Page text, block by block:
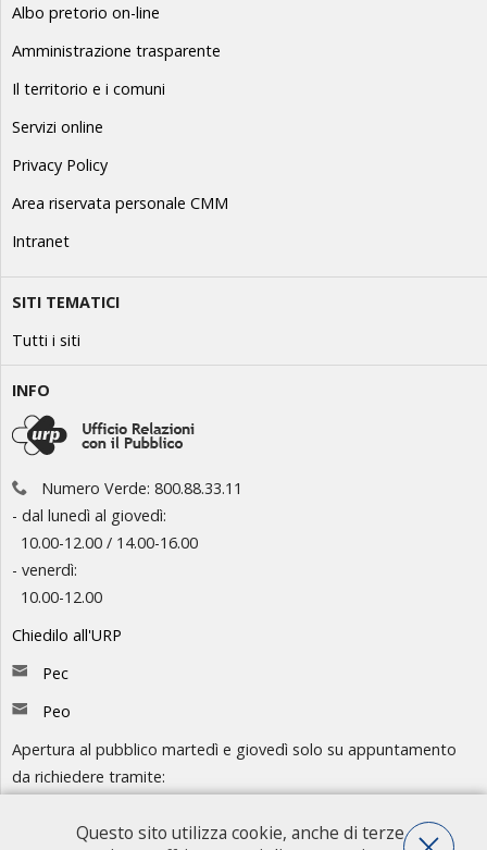
Albo pretorio on-line
Amministrazione trasparente
Il territorio e i comuni
Servizi online
Privacy Policy
Area riservata personale CMM
Intranet
SITI TEMATICI
Tutti i siti
INFO
Numero Verde: 800.88.33.11
- dal lunedì al giovedì:
10.00-12.00 / 14.00-16.00
- venerdì:
10.00-12.00
Chiedilo all'URP
Pec
Peo
Apertura al pubblico martedì e giovedì solo su appuntamento
da richiedere tramite:
- Numero Verde: 800.88.33.11
Questo sito utilizza cookie, anche di terze